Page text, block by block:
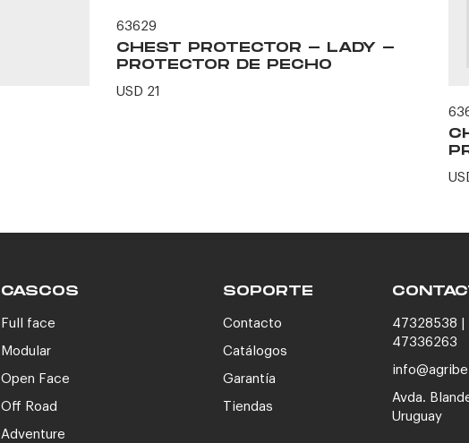
63629
CHEST PROTECTOR - LADY -
PROTECTOR DE PECHO
USD 21
CASCOS
Full face
Modular
Open Face
Off Road
Adventure
SOPORTE
Contacto
Catálogos
Garantía
Tiendas
47328538 |
47336263
Avda.
Uruguay